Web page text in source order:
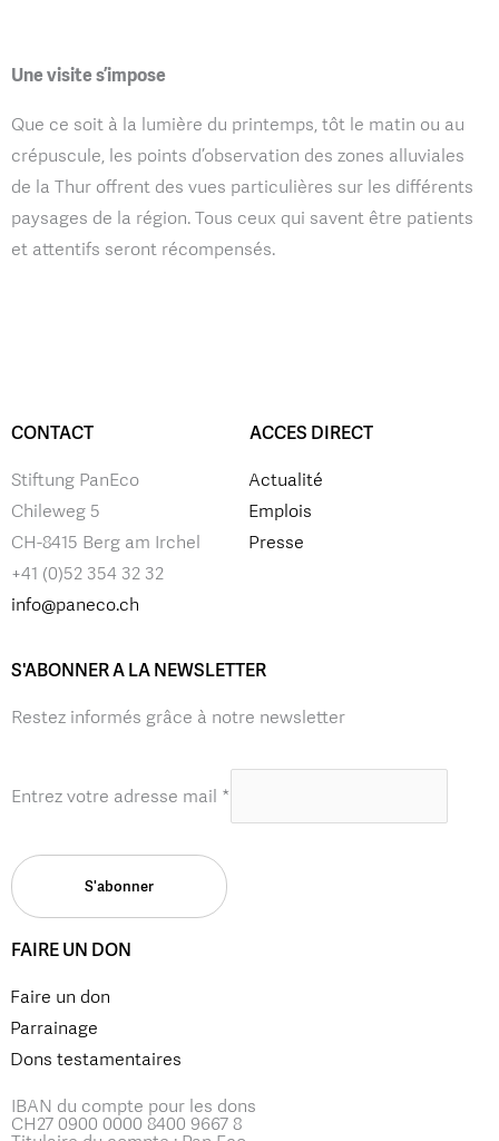
Une visite s’impose
Que ce soit à la lumière du printemps, tôt le matin ou au
crépuscule, les points d’observation des zones alluviales
de la Thur offrent des vues particulières sur les différents
paysages de la région. Tous ceux qui savent être patients
et attentifs seront récompensés.
CONTACT
Stiftung PanEco
Chileweg 5
CH-8415 Berg am Irchel
+41 (0)52 354 32 32
info@paneco.ch
ACCES DIRECT
Actualité
Emplois
Presse
S'ABONNER A LA NEWSLETTER
Restez informés grâce à notre newsletter
Entrez votre adresse mail *
FAIRE UN DON
Faire un don
Parrainage
Dons testamentaires
IBAN du compte pour les dons
CH27 0900 0000 8400 9667 8